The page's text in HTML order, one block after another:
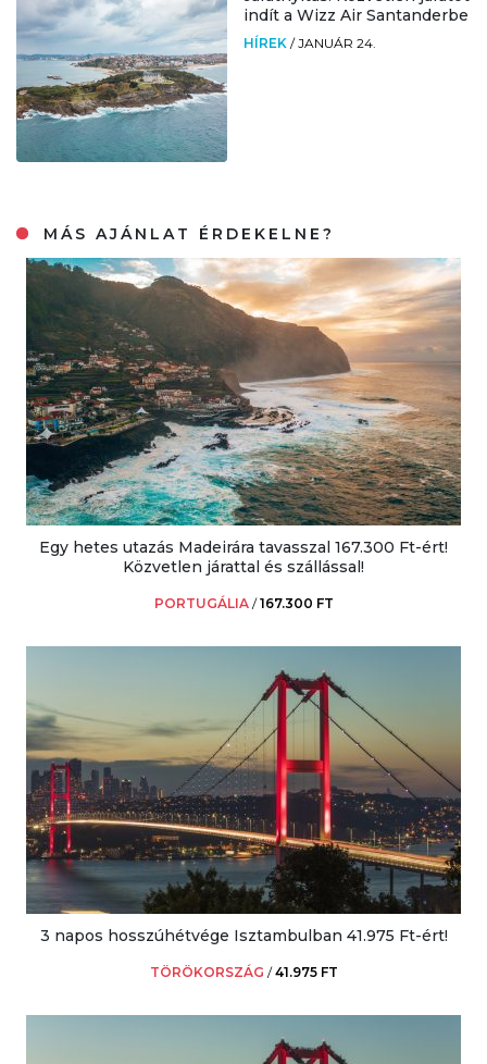
indít a Wizz Air Santanderbe
HÍREK /JANUÁR 24.
MÁS AJÁNLAT ÉRDEKELNE?
Egy hetes utazás Madeirára tavasszal 167.300 Ft-ért!
Közvetlen járattal és szállással!
PORTUGÁLIA /167.300 FT
3 napos hosszúhétvége Isztambulban 41.975 Ft-ért!
TÖRÖKORSZÁG /41.975 FT